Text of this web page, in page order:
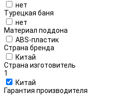
нет
Турецкая баня
нет
Материал поддона
ABS-пластик
Страна бренда
Китай
Страна изготовитель
1
Китай
Гарантия производителя